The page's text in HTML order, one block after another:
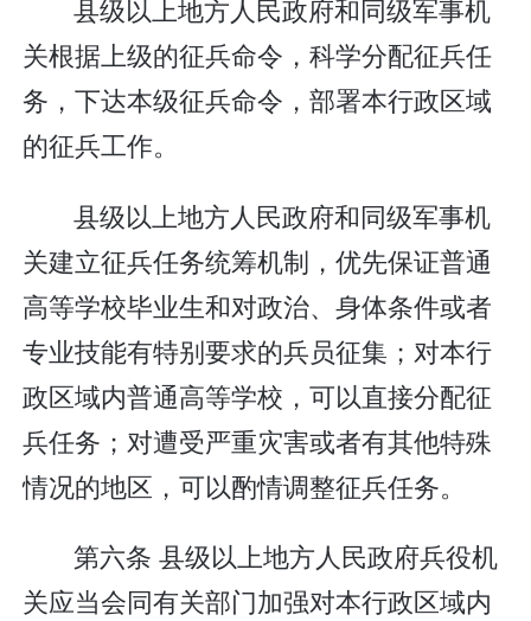
县级以上地方人民政府和同级军事机
关根据上级的征兵命令，科学分配征兵任
务，下达本级征兵命令，部署本行政区域
的征兵工作。
县级以上地方人民政府和同级军事机
关建立征兵任务统筹机制，优先保证普通
高等学校毕业生和对政治、身体条件或者
专业技能有特别要求的兵员征集；对本行
政区域内普通高等学校，可以直接分配征
兵任务；对遭受严重灾害或者有其他特殊
情况的地区，可以酌情调整征兵任务。
第六条 县级以上地方人民政府兵役机
关应当会同有关部门加强对本行政区域内